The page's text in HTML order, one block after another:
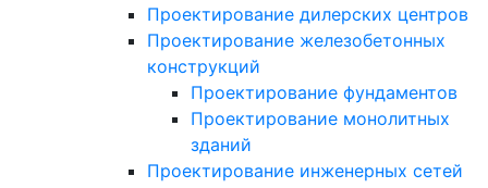
Проектирование дилерских центров
Проектирование железобетонных
конструкций
Проектирование фундаментов
Проектирование монолитных
зданий
Проектирование инженерных сетей